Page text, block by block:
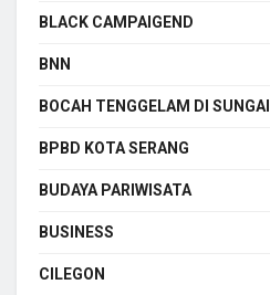
BLACK CAMPAIGEND
BNN
BOCAH TENGGELAM DI SUNGAI
BPBD KOTA SERANG
BUDAYA PARIWISATA
BUSINESS
CILEGON